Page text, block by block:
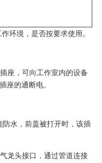
环境，是否按要求使用。
座，可向工作室内的设备
座的通断电。
水，前盖被打开时，该插
龙头接口，通过管道连接